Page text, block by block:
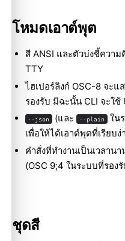
โหมดเอาต์พุต
สี ANSI และตัวบ่งชี้ควา
TTY
ไฮเปอร์ลิงก์ OSC-8 จะ
รองรับ มิฉะนั้น CLI จะใ
--json (และ --plain ใน
เพื่อให้ได้เอาต์พุตที่เรียบง่
คำสั่งที่ทำงานเป็นเวลาน
(OSC 9;4 ในระบบที่รอง
ชุดสี